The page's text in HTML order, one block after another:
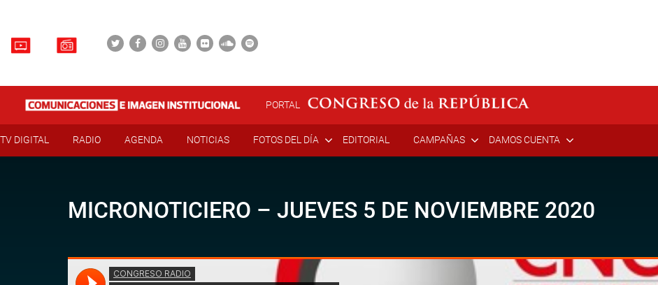
PORTAL
TV DIGITAL RADIO AGENDA NOTICIAS FOTOS DEL DÍA EDITORIAL CAMPAÑAS DAMOS CUENTA
MICRONOTICIERO – JUEVES 5 DE NOVIEMBRE 2020